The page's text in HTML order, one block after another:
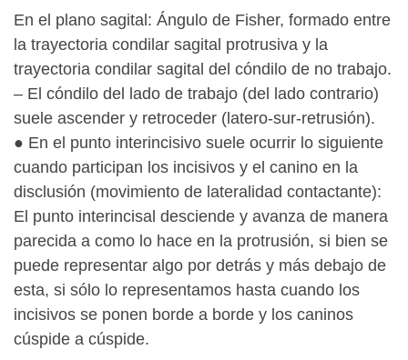
En el plano sagital: Ángulo de Fisher, formado entre
la trayectoria condilar sagital protrusiva y la
trayectoria condilar sagital del cóndilo de no trabajo.
– El cóndilo del lado de trabajo (del lado contrario)
suele ascender y retroceder (latero-sur-retrusión).
● En el punto interincisivo suele ocurrir lo siguiente
cuando participan los incisivos y el canino en la
disclusión (movimiento de lateralidad contactante):
El punto interincisal desciende y avanza de manera
parecida a como lo hace en la protrusión, si bien se
puede representar algo por detrás y más debajo de
esta, si sólo lo representamos hasta cuando los
incisivos se ponen borde a borde y los caninos
cúspide a cúspide.